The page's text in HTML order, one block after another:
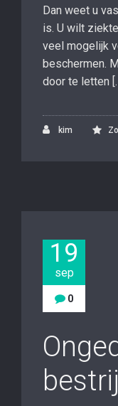
Dan weet u
is. U wilt
veel mogelijk
beschermen.
door te letten
kim
19
sep
0